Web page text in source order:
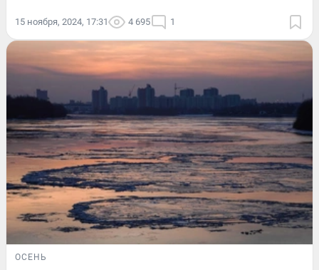
15 ноября, 2024, 17:31 4 695 1
ОСЕНЬ